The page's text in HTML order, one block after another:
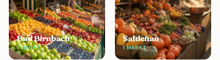
Bad Birnbach
1 MARKT
Saldenau
1 MARKT